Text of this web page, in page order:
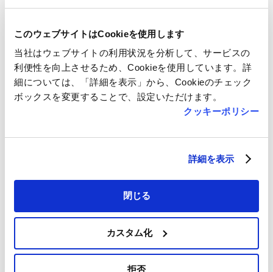
このウェブサイトはCookieを使用します
当社はウェブサイトの利用状況を分析して、サービスの
利便性を向上させるため、Cookieを使用しています。詳
細については、「詳細を表示」から、Cookieのチェック
ボックスを変更することで、設定いただけます。
クッキーポリシー
詳細を表示
閉じる
カスタム化
拒否